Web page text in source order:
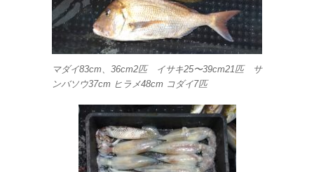
マダイ83cm、36cm2匹 イサキ25〜39cm21匹 サ
ンバソウ37cm ヒラメ48cm コダイ7匹